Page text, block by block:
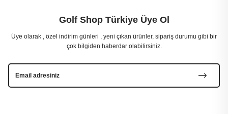
Golf Shop Türkiye Üye Ol
Üye olarak , özel indirim günleri , yeni çıkan ürünler, sipariş durumu gibi bir
çok bilgiden haberdar olabilirsiniz.